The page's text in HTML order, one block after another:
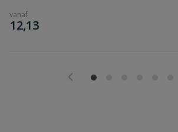
vanaf
€
12,13